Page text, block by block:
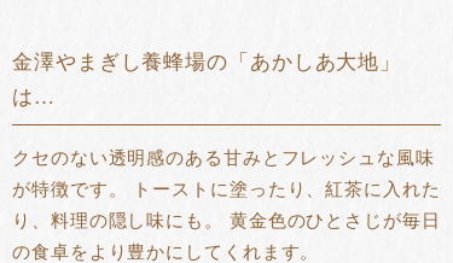
金澤やまぎし養蜂場の「あかしあ大地」
は…
クセのない透明感のある甘みとフレッシュな風味
が特徴です。
トーストに塗ったり、紅茶に入れた
り、料理の隠し味にも。
黄金色のひとさじが毎日
の食卓をより豊かにしてくれます。